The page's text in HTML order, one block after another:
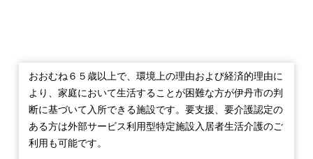
おおむね６５歳以上で、環境上の理由および経済的理由に
より、家庭において生活することが困難な方が伊丹市の判
断に基づいて入所できる施設です。要支援、要介護認定の
ある方は外部サービス利用型特定施設入居者生活介護のご
利用も可能です。